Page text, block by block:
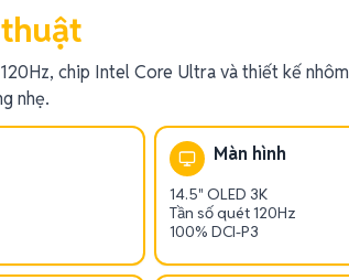
chip Intel Core Ultra và thiết kế nhôm
nhẹ.
Màn hình
14.5" OLED 3K
Tần số quét 120Hz
100% DCI-P3